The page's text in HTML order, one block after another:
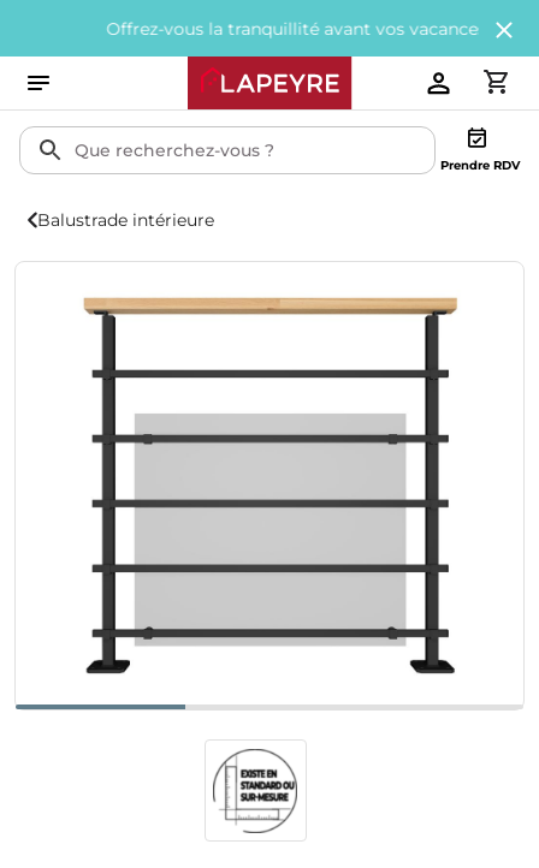
Offrez-vous la tranquillité avant vos vacances avec200€
Prendre RDV
Balustrade intérieure